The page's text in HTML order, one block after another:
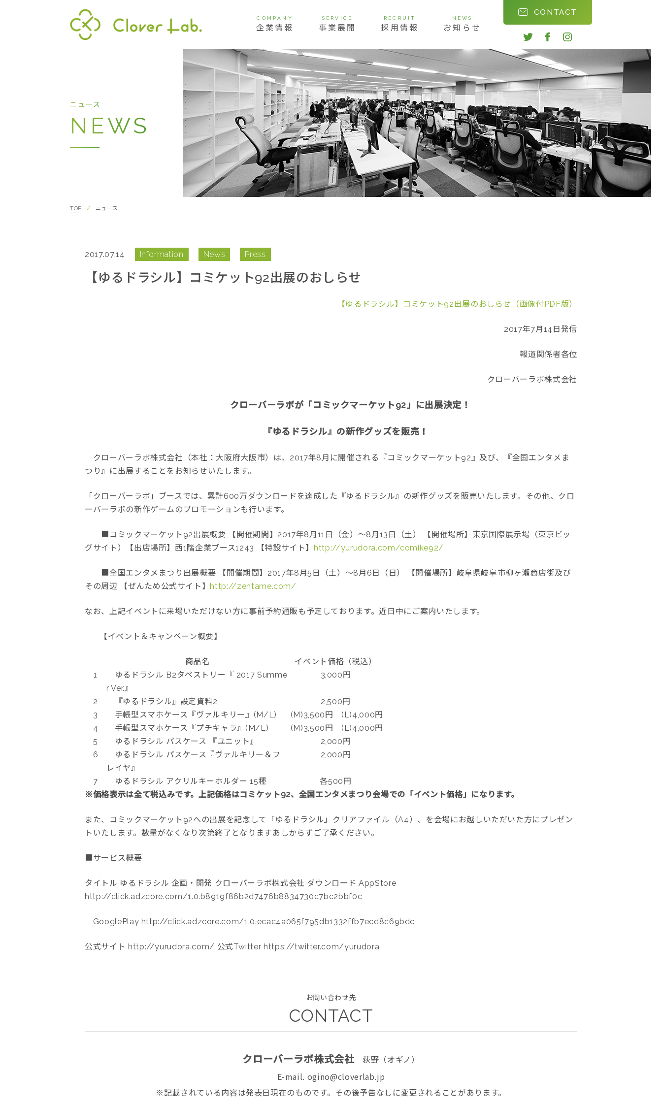
COMPANY
企業情報
代表挨拶 経営理念 ビジョン 会社概要 会社沿革
SERVICE
事業展開
RECRUIT
採用情報
NEWS
お知らせ
CONTACT
twitterfacebookinstagram
ニュース
NEWS
TOP ニュース
【ゆるドラシル】コミケット92出展のおしらせ
2017.07.14 Information News Press
【ゆるドラシル】コミケット92出展のおしらせ（画像付PDF版）
2017年7月14日発信
報道関係者各位
クローバーラボ株式会社
クローバーラボが「コミックマーケット92」に出展決定！
『ゆるドラシル』の新作グッズを販売！
クローバーラボ株式会社（本社：大阪府大阪市）は、2017年8月に開催される『コミックマーケット92』及び、『全国エンタメま
つり』に出展することをお知らせいたします。
「クローバーラボ」ブースでは、累計600万ダウンロードを達成した『ゆるドラシル』の新作グッズを販売いたします。その他、クロ
ーバーラボの新作ゲームのプロモーションも行います。
■コミックマーケット92出展概要 【開催期間】2017年8月11日（金）～8月13日（土） 【開催場所】東京国際展示場（東京ビッ
グサイト）【出店場所】西1階企業ブース1243 【特設サイト】http://yurudora.com/comike92/
■全国エンタメまつり出展概要 【開催期間】2017年8月5日（土）～8月6日（日） 【開催場所】岐阜県岐阜市柳ヶ瀬商店街及び
その周辺 【ぜんため公式サイト】http://zentame.com/
なお、上記イベントに来場いただけない方に事前予約通販も予定しております。近日中にご案内いたします。
【イベント＆キャンペーン概要】
商品名
イベント価格（税込）
1
ゆるドラシル B2タペストリー『 2017 Summe
r Ver.』
3,000円
2 『ゆるドラシル』設定資料2
2,500円
3
手帳型スマホケース『ヴァルキリー』(M/L)
(M)3,500円 (L)4,000円
4
手帳型スマホケース『プチキャラ』(M/L)
(M)3,500円 (L)4,000円
5
ゆるドラシル パスケース 『ユニット』
2,000円
6
ゆるドラシル パスケース『ヴァルキリー＆フ
レイヤ』
2,000円
7 ゆるドラシル アクリルキーホルダー 15種
各500円
※価格表示は全て税込みです。上記価格はコミケット92、全国エンタメまつり会場での「イベント価格」になります。
また、コミックマーケット92への出展を記念して「ゆるドラシル」クリアファイル（A4）、を会場にお越しいただいた方にプレゼン
トいたします。数量がなくなり次第終了となりますあしからずご了承ください。
■サービス概要
タイトル ゆるドラシル 企画・開発 クローバーラボ株式会社 ダウンロード AppStore
http://click.adzcore.com/1.0.b8919f86b2d7476b8834730c7bc2bbf0c
GooglePlay http://click.adzcore.com/1.0.ecac4a065f795db1332ffb7ecd8c69bdc
公式サイト http://yurudora.com/ 公式Twitter https://twitter.com/yurudora
お問い合わせ先
CONTACT
クローバーラボ株式会社荻野（オギノ）
E-mail. ogino@cloverlab.jp
※記載されている内容は発表日現在のものです。その後予告なしに変更されることがあります。